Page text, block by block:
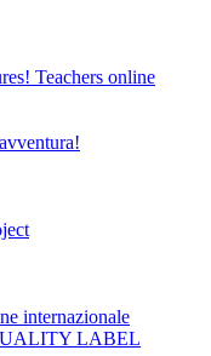
Teachers online
internazionale
LABEL